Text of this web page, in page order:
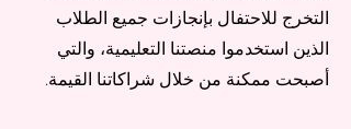
التخرج للاحتفال بإنجازات جميع الطلاب
الذين استخدموا منصتنا التعليمية، والتي
أصبحت ممكنة من خلال شراكاتنا القيمة.